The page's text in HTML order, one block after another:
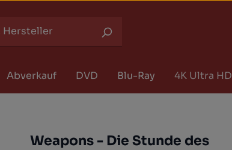
Abverkauf DVD Blu-Ray 4K Ultra HD
Weapons - Die Stunde des